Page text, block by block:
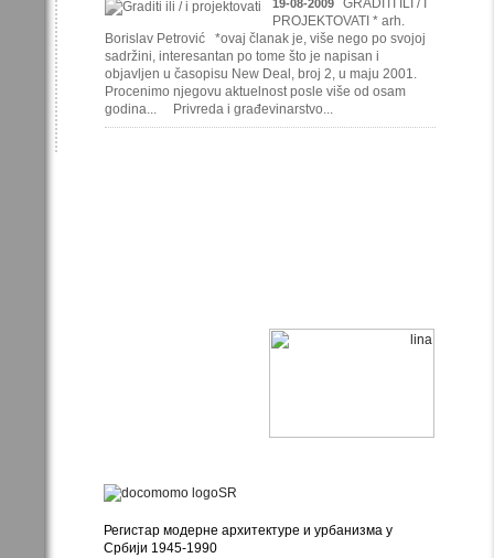
19-08-2009
PROJEKTOVATI * arh.
Borislav Petrović *ovaj članak je, više nego po svojoj
sadržini, interesantan po tome što je napisan i
objavljen u časopisu New Deal, broj 2, u maju 2001.
Procenimo njegovu aktuelnost posle više od osam
godina... Privreda i građevinarstvo...
Регистар модерне архитектуре и урбанизма у
Србији 1945-1990